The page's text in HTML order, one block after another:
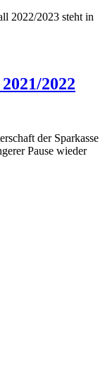
2022/2023 steht in
2022
der Sparkasse
Pause wieder